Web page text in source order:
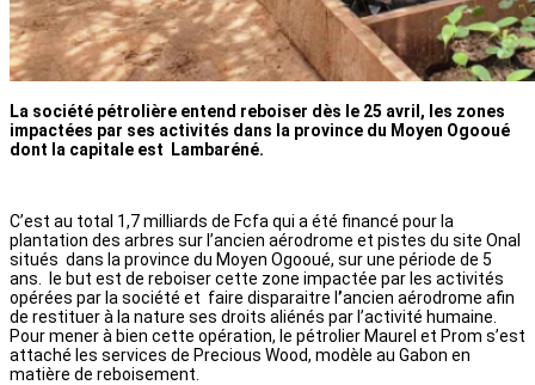
La société pétrolière entend reboiser dès le 25 avril, les zones
impactées par ses activités dans la province du Moyen Ogooué
dont la capitale est Lambaréné.
C’est au total 1,7 milliards de Fcfa qui a été financé pour la
plantation des arbres sur l’ancien aérodrome et pistes du site Onal
situés dans la province du Moyen Ogooué, sur une période de 5
ans. le but est de reboiser cette zone impactée par les activités
opérées par la société et faire disparaitre l’ancien aérodrome afin
de restituer à la nature ses droits aliénés par l’activité humaine.
Pour mener à bien cette opération, le pétrolier Maurel et Prom s’est
attaché les services de Precious Wood, modèle au Gabon en
matière de reboisement.